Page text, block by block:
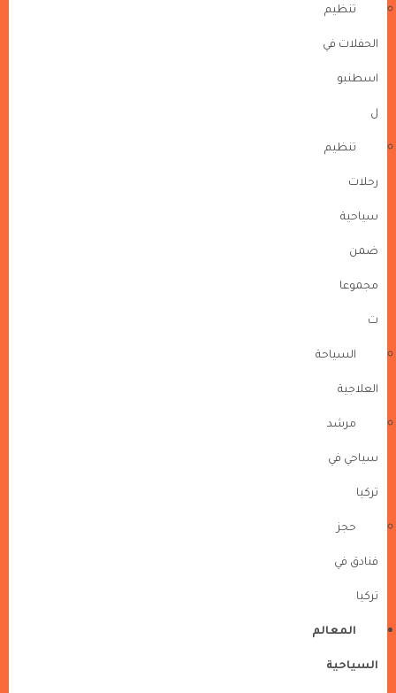
تنظيم
الحفلات في
اسطنبو
ل
تنظيم
رحلات
سياحية
ضمن
مجموعا
ت
السياحة
العلاجية
مرشد
سياحي في
تركيا
حجز
فنادق في
تركيا
المعالم
السياحية